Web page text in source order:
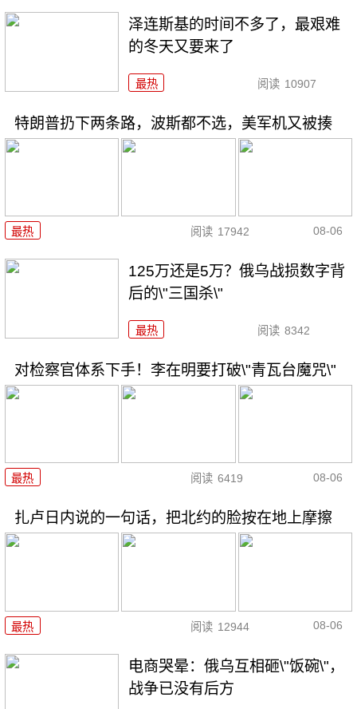
泽连斯基的时间不多了，最艰难
的冬天又要来了
最热 阅读 10907
特朗普扔下两条路，波斯都不选，美军机又被揍
最热 阅读 17942 08-06
125万还是5万？俄乌战损数字背
后的\"三国杀\"
最热 阅读 8342
对检察官体系下手！李在明要打破\"青瓦台魔咒\"
最热 阅读 6419 08-06
扎卢日内说的一句话，把北约的脸按在地上摩擦
最热 阅读 12944 08-06
电商哭晕：俄乌互相砸\"饭碗\"，
战争已没有后方